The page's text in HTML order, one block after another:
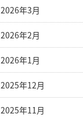
2026年3月
2026年2月
2026年1月
2025年12月
2025年11月